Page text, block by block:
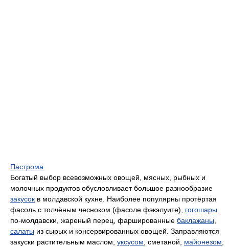
Пастрома
Богатый выбор всевозможных овощей, мясных, рыбных и
молочных продуктов обусловливает большое разнообразие
закусок в молдавской кухне. Наиболее популярны протёртая
фасоль с толчёным чесноком (фасоле фэкэлуите), гогошары
по-молдавски, жареный перец, фаршированные баклажаны
салаты из сырых и консервированных овощей. Заправляются
закуски растительным маслом, уксусом , сметаной, майонезом